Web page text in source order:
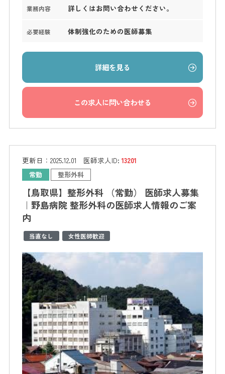
業務内容 詳しくはお問い合わせください。
必要経験 体制強化のための医師募集
詳細を見る
この求人に問い合わせる
更新日： 2025.12.01 医師求人ID:13201
常勤 整形外科
【鳥取県】整形外科 （常勤） 医師求人募集
｜野島病院 整形外科の医師求人情報のご案
内
当直なし 女性医師歓迎